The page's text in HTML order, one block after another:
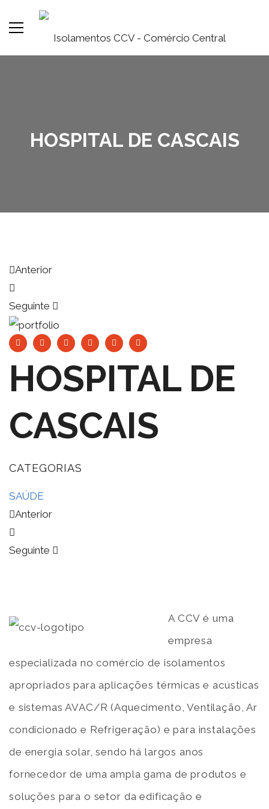
HOSPITAL DE CASCAIS
Anterior
Seguinte
HOSPITAL DE
CASCAIS
CATEGORIAS
SAÚDE
Anterior
Seguinte
A CCV é uma
empresa
especializada no comércio de isolamentos
apropriados para aplicações térmicas e acústicas
e sistemas AVAC/R (Aquecimento, Ventilação, Ar
condicionado e Refrigeração) e para instalações
de energia solar, sendo há largos anos
fornecedor de uma ampla gama de produtos e
soluções para o setor da edificação e